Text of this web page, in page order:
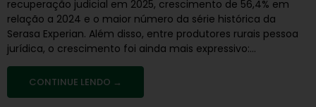
recuperação judicial em 2025, crescimento de 56,4% em
relação a 2024 e o maior número da série histórica da
Serasa Experian. Além disso, entre produtores rurais pessoa
jurídica, o crescimento foi ainda mais expressivo:...
CONTINUE LENDO →